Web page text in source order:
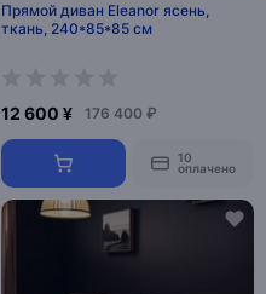
Прямой диван Eleanor ясень,
ткань, 240*85*85 см
12 600 ¥ 176 400 ₽
10
оплачено